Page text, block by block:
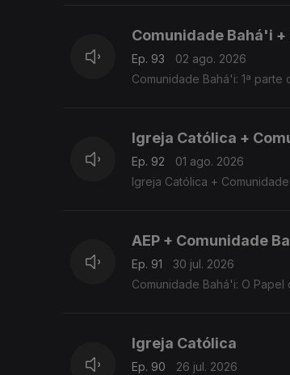
Comunidade Bahá'i
Ep. 93
02 ago. 2026
Comunidade Bahá'i: 1ª
Igreja Católica +
Ep. 92
01 ago. 2026
Igreja Católica + Comunidade
AEP + Comunidade
Ep. 91
30 jul. 2026
Comunidade Bahá'i: O Papel
Igreja Católica
Ep. 90
26 jul. 2026